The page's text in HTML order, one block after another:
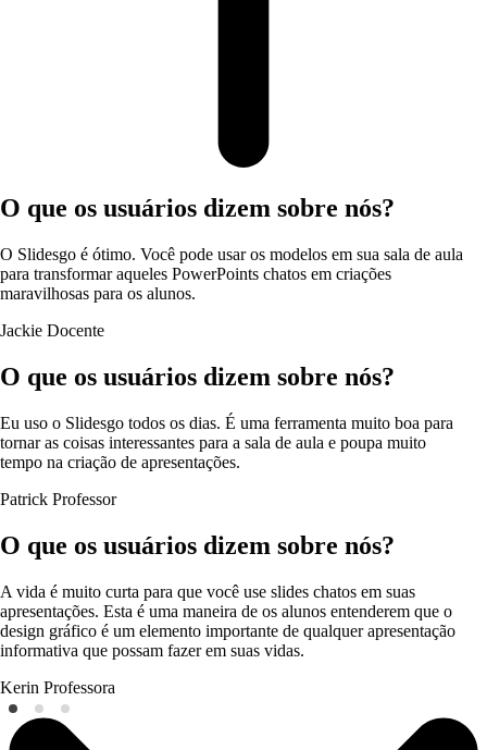
O que os usuários dizem sobre nós?
O Slidesgo é ótimo. Você pode usar os modelos em sua sala de aula
para transformar aqueles PowerPoints chatos em criações
maravilhosas para os alunos.
Jackie Docente
O que os usuários dizem sobre nós?
Eu uso o Slidesgo todos os dias. É uma ferramenta muito boa para
tornar as coisas interessantes para a sala de aula e poupa muito
tempo na criação de apresentações.
Patrick Professor
O que os usuários dizem sobre nós?
A vida é muito curta para que você use slides chatos em suas
apresentações. Esta é uma maneira de os alunos entenderem que o
design gráfico é um elemento importante de qualquer apresentação
informativa que possam fazer em suas vidas.
Kerin Professora